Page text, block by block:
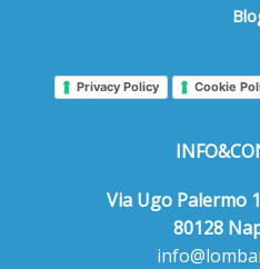
Privacy Policy Cookie
Via Ugo Palermo
80128